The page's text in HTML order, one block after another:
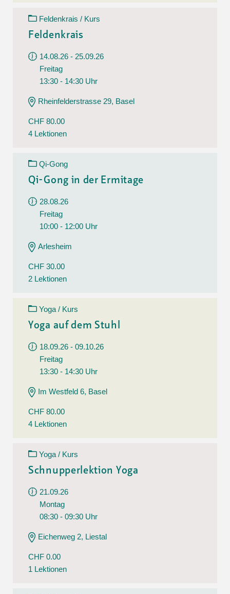
Feldenkrais / Kurs
Feldenkrais
14.08.26 - 25.09.26
Freitag
13:30 - 14:30 Uhr
Rheinfelderstrasse 29, Basel
CHF 80.00
4 Lektionen
Qi-Gong
Qi-Gong in der Ermitage
28.08.26
Freitag
10:00 - 12:00 Uhr
Arlesheim
CHF 30.00
2 Lektionen
Yoga / Kurs
Yoga auf dem Stuhl
18.09.26 - 09.10.26
Freitag
13:30 - 14:30 Uhr
Im Westfeld 6, Basel
CHF 80.00
4 Lektionen
Yoga / Kurs
Schnupperlektion Yoga
21.09.26
Montag
08:30 - 09:30 Uhr
Eichenweg 2, Liestal
CHF 0.00
1 Lektionen